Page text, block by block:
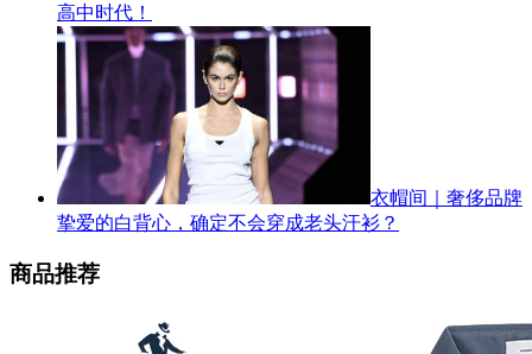
高中时代！
衣帽间｜奢侈品牌
挚爱的白背心，确定不会穿成老头汗衫？
商品推荐